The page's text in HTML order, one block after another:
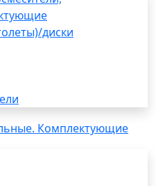
диски
Комплектующие